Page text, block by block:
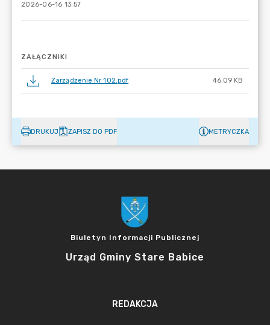
2026-06-16 13:57
ZAŁĄCZNIKI
Zarządzenie Nr 102.pdf 46.09 KB
DRUKUJ ZAPISZ DO PDF METRYCZKA
Biuletyn Informacji Publicznej
Urząd Gminy Stare Babice
REDAKCJA